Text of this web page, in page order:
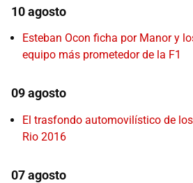
10 agosto
Esteban Ocon ficha por Manor y
equipo más prometedor de la F1
09 agosto
El trasfondo automovilístico de
Rio 2016
07 agosto